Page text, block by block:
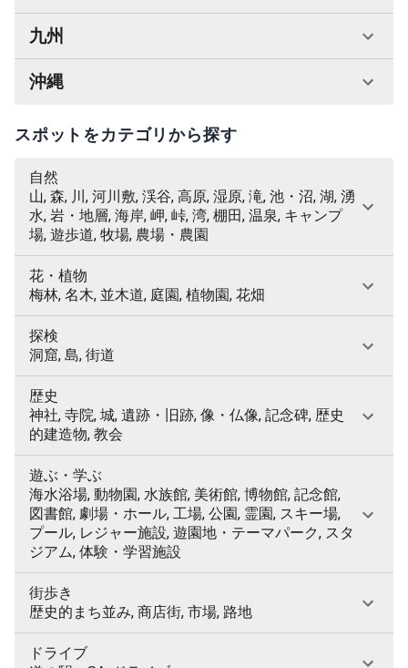
九州
沖縄
スポットをカテゴリから探す
自然
山, 森, 川, 河川敷, 渓谷, 高原, 湿原, 滝, 池・沼, 湖, 湧
水, 岩・地層, 海岸, 岬, 峠, 湾, 棚田, 温泉, キャンプ
場, 遊歩道, 牧場, 農場・農園
花・植物
梅林, 名木, 並木道, 庭園, 植物園, 花畑
探検
洞窟, 島, 街道
歴史
神社, 寺院, 城, 遺跡・旧跡, 像・仏像, 記念碑, 歴史
的建造物, 教会
遊ぶ・学ぶ
海水浴場, 動物園, 水族館, 美術館, 博物館, 記念館,
図書館, 劇場・ホール, 工場, 公園, 霊園, スキー場,
プール, レジャー施設, 遊園地・テーマパーク, スタ
ジアム, 体験・学習施設
街歩き
歴史的まち並み, 商店街, 市場, 路地
ドライブ